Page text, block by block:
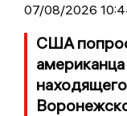
07/08/2026
США